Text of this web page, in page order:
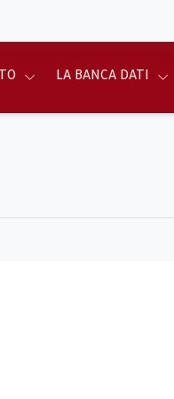
LA BANCA DATI